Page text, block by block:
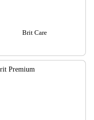
Brit Care